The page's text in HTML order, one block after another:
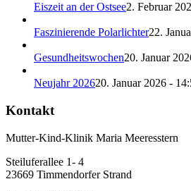
Eiszeit an der Ostsee2. Februar
Faszinierende Polarlichter22.
Gesundheitswochen20. Januar
Neujahr 202620. Januar 2026 -
Kontakt
Mutter-Kind-Klinik Maria Meeresstern
Steiluferallee 1- 4
23669 Timmendorfer Strand